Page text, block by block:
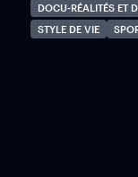
DOCU-RÉALITÉS ET
STYLE DE VIE